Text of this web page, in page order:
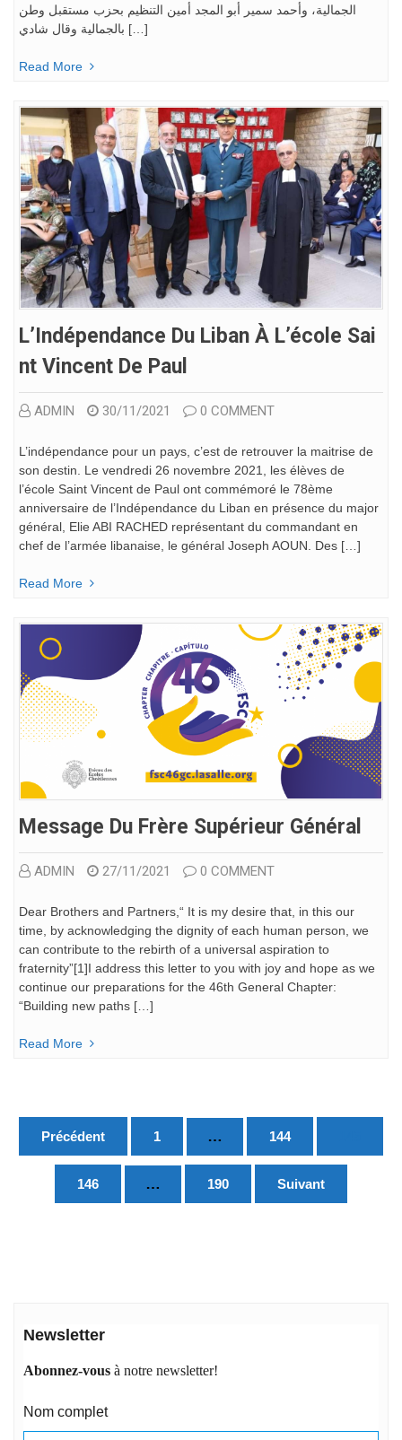
الجمالية، وأحمد سمير أبو المجد أمين التنظيم بحزب مستقبل وطن
بالجمالية وقال شادي […]
Read More
L’Indépendance Du Liban À L’école Sai
Nt Vincent De Paul
ADMIN 30/11/2021 0 COMMENT
L’indépendance pour un pays, c’est de retrouver la maitrise de
son destin. Le vendredi 26 novembre 2021, les élèves de
l’école Saint Vincent de Paul ont commémoré le 78ème
anniversaire de l’Indépendance du Liban en présence du major
général, Elie ABI RACHED représentant du commandant en
chef de l’armée libanaise, le général Joseph AOUN. Des […]
Read More
Message Du Frère Supérieur Général
ADMIN 27/11/2021 0 COMMENT
Dear Brothers and Partners,“ It is my desire that, in this our
time, by acknowledging the dignity of each human person, we
can contribute to the rebirth of a universal aspiration to
fraternity”[1]I address this letter to you with joy and hope as we
continue our preparations for the 46th General Chapter:
“Building new paths […]
Read More
Pagination
des
publications
Précédent 1 … 144
146 … 190 Suivant
Newsletter
Abonnez-vous à notre newsletter!
Nom complet